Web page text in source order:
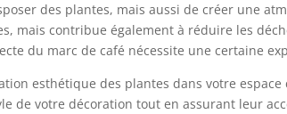
des plantes, mais aussi de créer une
mais contribue également à réduire les
du marc de café nécessite une certaine
esthétique des plantes dans votre
de votre décoration tout en assurant leur